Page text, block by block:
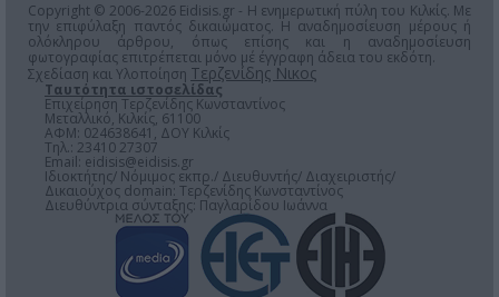
Copyright © 2006-2026 Eidisis.gr - Η ενημερωτική πύλη του Κιλκίς. Με
την επιφύλαξη παντός δικαιώματος. Η αναδημοσίευση μέρους ή
ολόκληρου άρθρου, όπως επίσης και η αναδημοσίευση
φωτογραφίας επιτρέπεται μόνο μέ έγγραφη άδεια του εκδότη.
Σχεδίαση και Υλοποίηση Τερζενίδης Νικος
Ταυτότητα ιστοσελίδας
Επιχείρηση Τερζενίδης Κωνσταντίνος
Μεταλλικό, Κιλκίς, 61100
ΑΦΜ: 024638641, ΔΟΥ Κιλκίς
Τηλ.: 23410 27307
Email: eidisis@eidisis.gr
Ιδιοκτήτης/ Νόμιμος εκπρ./ Διευθυντής/ Διαχειριστής/
Δικαιούχος domain: Τερζενίδης Κωνσταντίνος
Διευθύντρια σύνταξης: Παγλαρίδου Ιωάννα